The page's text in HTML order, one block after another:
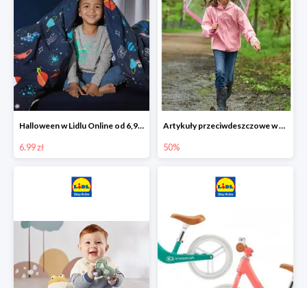
Halloween w Lidlu Online od 6,99 zł
6.99 zł
Artykuły przeciwdeszczowe w Lodilu Online do -50%
50%